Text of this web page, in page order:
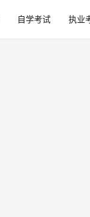
自学考试 执业